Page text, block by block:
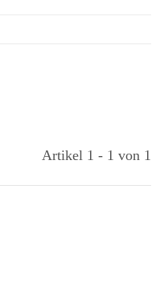
Artikel 1 - 1 von 1